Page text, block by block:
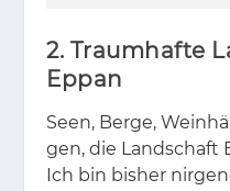
2. Traumhafte
Eppan
Seen, Ber­ge,
gen, die Land­schaft
Ich bin bis­her